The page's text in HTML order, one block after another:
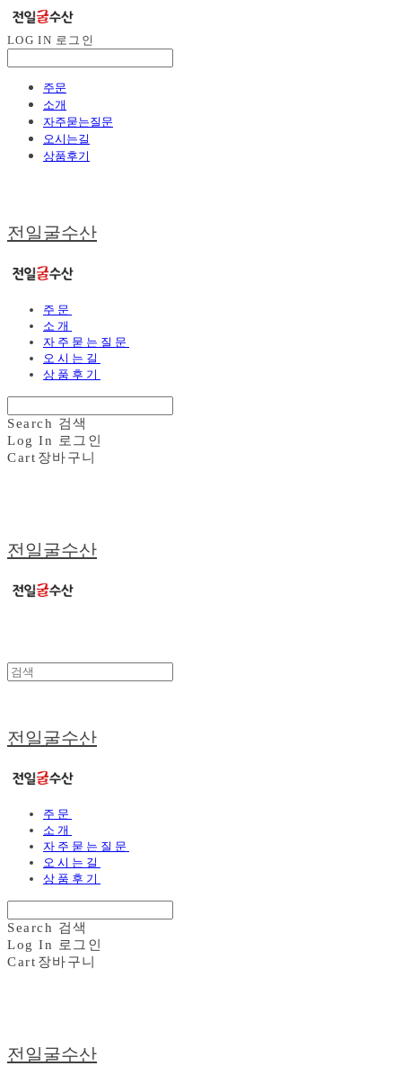
LOG IN 로그인
주문
소개
자주묻는질문
오시는길
상품후기
전일굴수산
주문
소개
자주묻는질문
오시는길
상품후기
Search 검색
Log In
로그인
Cart 장바구니
전일굴수산
전일굴수산
주문
소개
자주묻는질문
오시는길
상품후기
Search 검색
Log In 로그인
Cart 장바구니
전일굴수산